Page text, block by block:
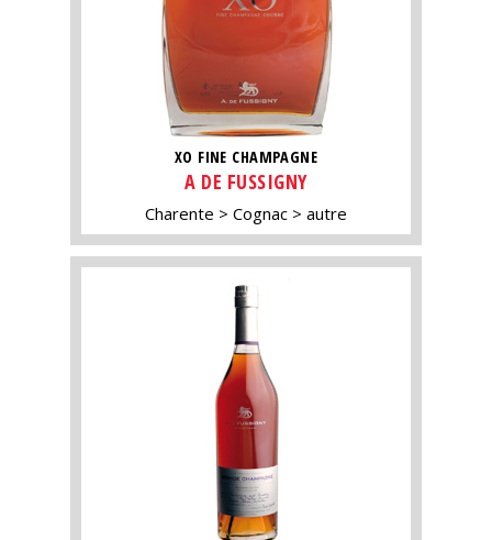
XO FINE CHAMPAGNE
A DE FUSSIGNY
Charente Cognac autre